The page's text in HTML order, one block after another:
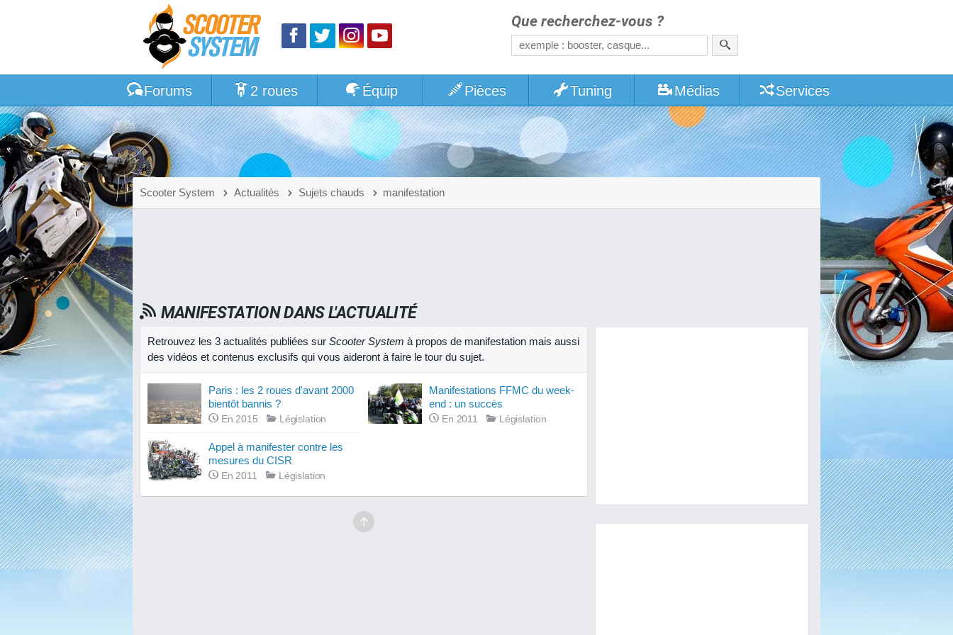
Que recherchez-vous ?
Forums 2 roues Équip Pièces Tuning Médias Services
Scooter System Actualités Sujets chauds manifestation
MANIFESTATION DANS L'ACTUALITÉ
Retrouvez les 3 actualités publiées sur Scooter System à propos de manifestation mais aussi
des vidéos et contenus exclusifs qui vous aideront à faire le tour du sujet.
Paris : les 2 roues d'avant 2000
bientôt bannis ?
En 2015 Législation
Manifestations FFMC du week-
end : un succès
En 2011 Législation
Appel à manifester contre les
mesures du CISR
En 2011 Législation